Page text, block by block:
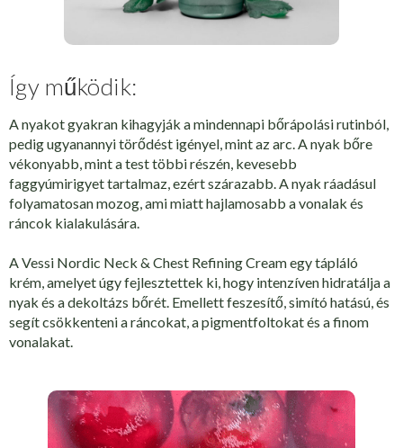
Így működik:
A nyakot gyakran kihagyják a mindennapi bőrápolási rutinból,
pedig ugyanannyi törődést igényel, mint az arc. A nyak bőre
vékonyabb, mint a test többi részén, kevesebb
faggyúmirigyet tartalmaz, ezért szárazabb. A nyak ráadásul
folyamatosan mozog, ami miatt hajlamosabb a vonalak és
ráncok kialakulására.
A Vessi Nordic Neck & Chest Refining Cream egy tápláló
krém, amelyet úgy fejlesztettek ki, hogy intenzíven hidratálja a
nyak és a dekoltázs bőrét. Emellett feszesítő, simító hatású, és
segít csökkenteni a ráncokat, a pigmentfoltokat és a finom
vonalakat.